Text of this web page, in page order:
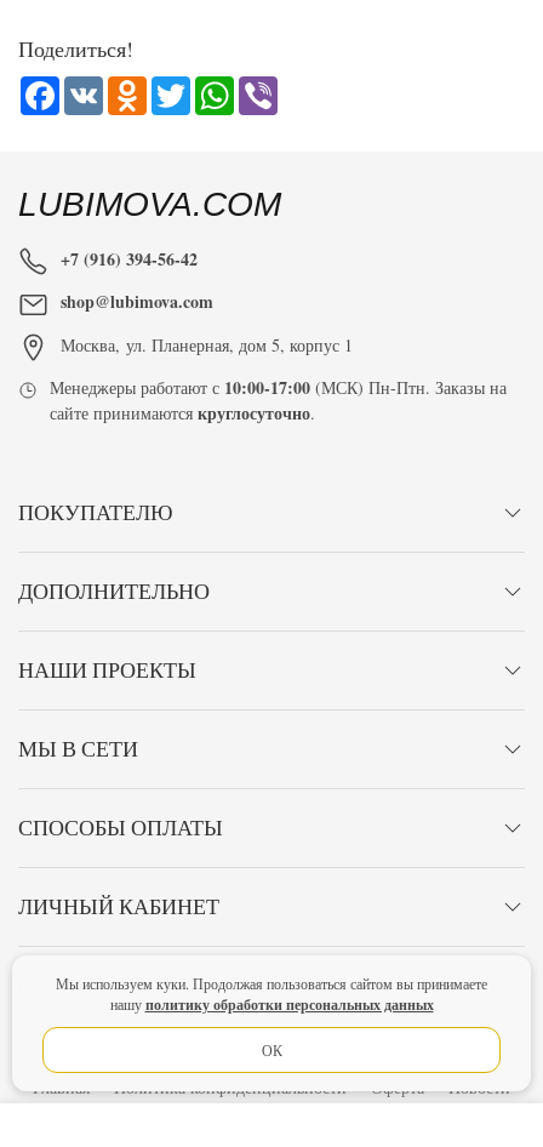
Поделиться!
Facebook
VK Odnoklassniki
TwitterWhatsApp
LUBIMOVA.COM
+7 (916) 394-56-42
shop@lubimova.com
Москва, ул. Планерная, дом 5, корпус 1
Менеджеры работают с 10:00-17:00 (МСК) Пн-Птн. Заказы на
сайте принимаютсякруглосуточно.
ПОКУПАТЕЛЮ
ДОПОЛНИТЕЛЬНО
НАШИ ПРОЕКТЫ
МЫ В СЕТИ
СПОСОБЫ ОПЛАТЫ
ЛИЧНЫЙ КАБИНЕТ
ОСТАВАЙТЕСЬ НА СВЯЗИ!
Главная Политика конфиденциальности Оферта Новости
Мы используем куки. Продолжая пользоваться сайтом вы принимаете
нашуполитику обработки персональных данных
ОК